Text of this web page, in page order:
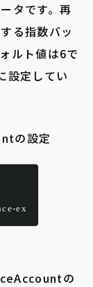
タです。再
る指数バッ
ルト値は6で
設定してい
の設定
ex
の